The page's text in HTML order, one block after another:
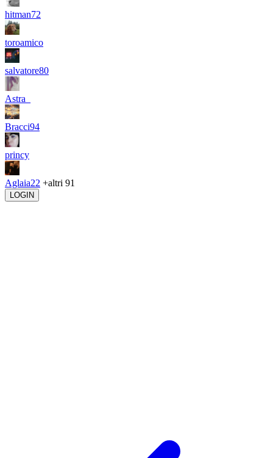
hitman72
toroamico
salvatore80
Astra_
Bracci94
princy
Aglaia22 +altri 91
LOGIN